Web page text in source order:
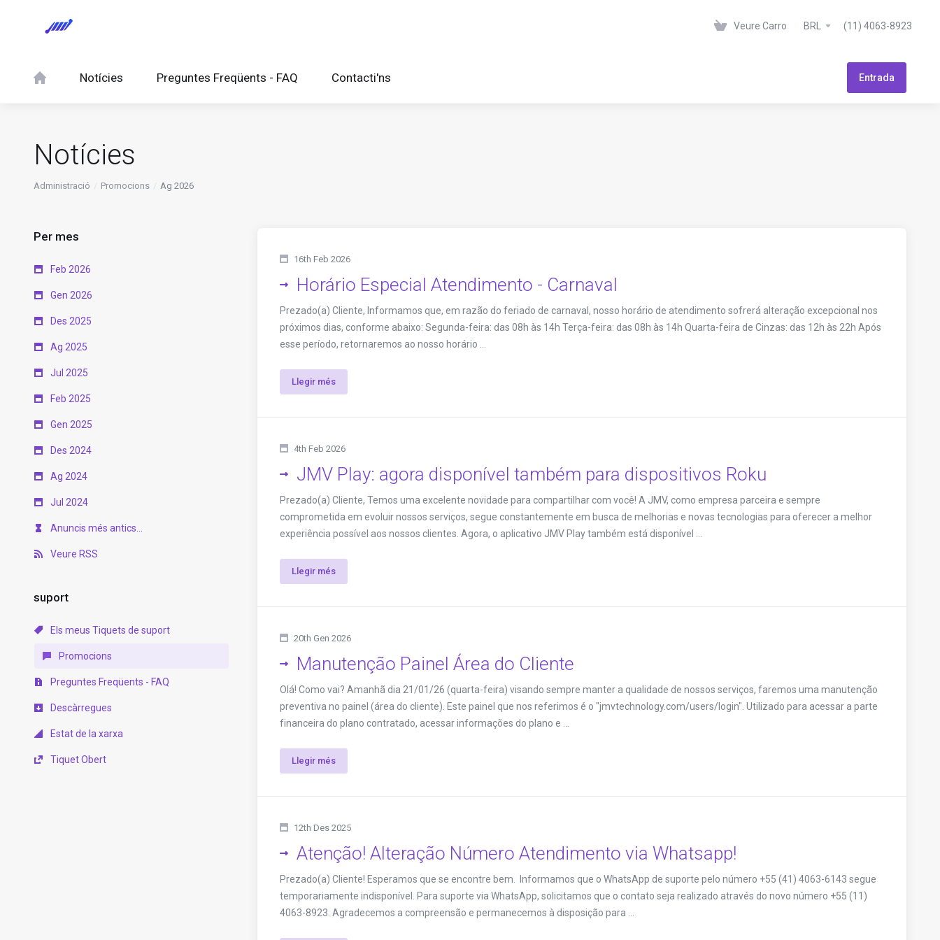
Veure Carro BRL (11) 4063-8923
Notícies Preguntes Freqüents - FAQ Contacti'ns Entrada
Notícies
Administració Promocions Ag 2026
Per mes
Feb 2026
Gen 2026
Des 2025
Ag 2025
Jul 2025
Feb 2025
Gen 2025
Des 2024
Ag 2024
Jul 2024
Anuncis més antics...
Veure RSS
suport
Els meus Tiquets de suport
Promocions
Preguntes Freqüents - FAQ
Descàrregues
Estat de la xarxa
Tiquet Obert
16th Feb 2026
Horário Especial Atendimento - Carnaval
Prezado(a) Cliente, Informamos que, em razão do feriado de carnaval, nosso horário de atendimento sofrerá alteração excepcional nos
próximos dias, conforme abaixo: Segunda-feira: das 08h às 14h Terça-feira: das 08h às 14h Quarta-feira de Cinzas: das 12h às 22h Após
esse período, retornaremos ao nosso horário ...
Llegir més
4th Feb 2026
JMV Play: agora disponível também para dispositivos Roku
Prezado(a) Cliente, Temos uma excelente novidade para compartilhar com você! A JMV, como empresa parceira e sempre
comprometida em evoluir nossos serviços, segue constantemente em busca de melhorias e novas tecnologias para oferecer a melhor
experiência possível aos nossos clientes. Agora, o aplicativo JMV Play também está disponível ...
Llegir més
20th Gen 2026
Manutenção Painel Área do Cliente
Olá! Como vai? Amanhã dia 21/01/26 (quarta-feira) visando sempre manter a qualidade de nossos serviços, faremos uma manutenção
preventiva no painel (área do cliente). Este painel que nos referimos é o "jmvtechnology.com/users/login". Utilizado para acessar a parte
financeira do plano contratado, acessar informações do plano e ...
Llegir més
12th Des 2025
Atenção! Alteração Número Atendimento via Whatsapp!
Prezado(a) Cliente! Esperamos que se encontre bem. Informamos que o WhatsApp de suporte pelo número +55 (41) 4063-6143 segue
temporariamente indisponível. Para suporte via WhatsApp, solicitamos que o contato seja realizado através do novo número +55 (11)
4063-8923. Agradecemos a compreensão e permanecemos à disposição para ...